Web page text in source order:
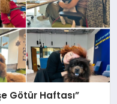
Götür Haftası”